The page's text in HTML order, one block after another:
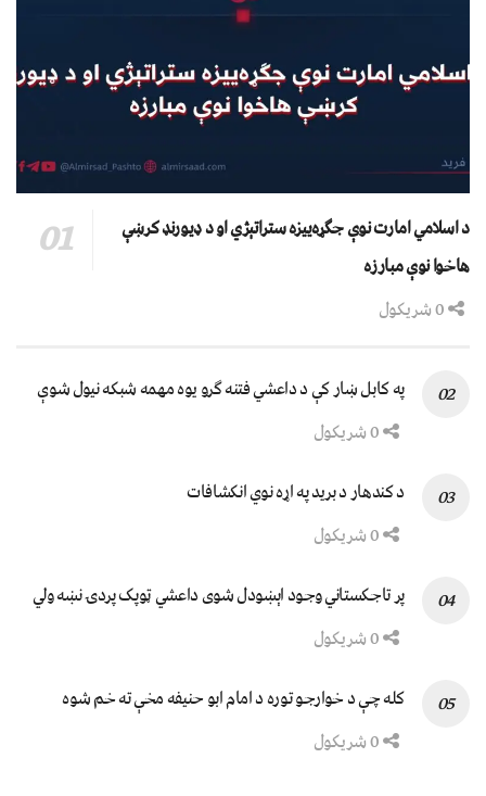
د اسلامي امارت نوې جګړه‌ییزه ستراتېژي او د ډیورنډ کرښې
هاخوا نوې مبارزه
په کابل ښار کې د داعشي فتنه ګرو يوه مهمه شبکه نيول شوې
د کندهار د برید په اړه نوي انکشافات
پر تاجکستاني وجود اېښودل شوی داعشي ټوپک پردۍ نښه ولي
کله چې د خوارجو توره د امام ابو حنیفه مخې ته خم شوه